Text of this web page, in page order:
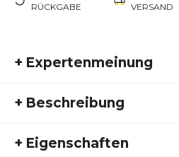
RÜCKGABE
VERSAND
+ Expertenmeinung
Barbara Poxleitner
Entdecke die Lauf-
+ Beschreibung
Trailrunningschuh, der für
+ Eigenschaften